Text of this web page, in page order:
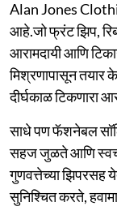
Alan Jones
आहे.जो फ्रंट झिप,
आरामदायी आणि
मिश्रणापासून तयार
दीर्घकाळ टिकणारा
साधे पण फॅशनेबल
सहज जुळते आणि
गुणवत्तेच्या झिपरसह
सुनिश्चित करते,